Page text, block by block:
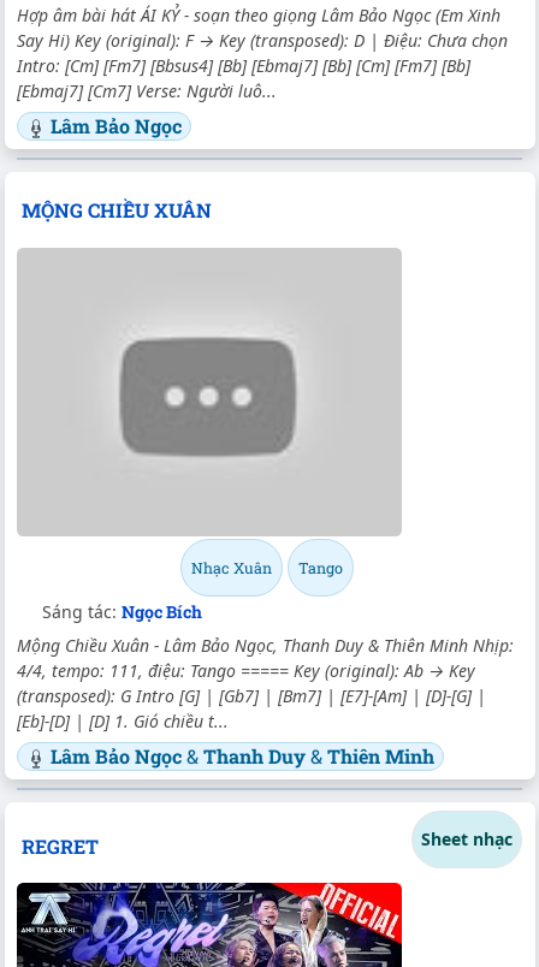
Hợp âm bài hát ÁI KỶ - soạn theo giọng Lâm Bảo Ngọc (Em Xinh
Say Hi) Key (original): F → Key (transposed): D | Điệu: Chưa chọn
Intro: [Cm] [Fm7] [Bbsus4] [Bb] [Ebmaj7] [Bb] [Cm] [Fm7] [Bb]
[Ebmaj7] [Cm7] Verse: Người luô...
Lâm Bảo Ngọc
MỘNG CHIỀU XUÂN
Nhạc Xuân Tango
Sáng tác: Ngọc Bích
Mộng Chiều Xuân - Lâm Bảo Ngọc, Thanh Duy & Thiên Minh Nhịp:
4/4, tempo: 111, điệu: Tango ===== Key (original): Ab → Key
(transposed): G Intro [G] | [Gb7] | [Bm7] | [E7]-[Am] | [D]-[G] |
[Eb]-[D] | [D] 1. Gió chiều t...
Lâm Bảo Ngọc&Thanh Duy&Thiên Minh
REGRET Sheet nhạc